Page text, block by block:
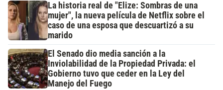
La historia real de "Elize: Sombras de una
mujer", la nueva película de Netflix sobre el
caso de una esposa que descuartizó a su
marido
El Senado dio media sanción a la
Inviolabilidad de la Propiedad Privada: el
Gobierno tuvo que ceder en la Ley del
Manejo del Fuego